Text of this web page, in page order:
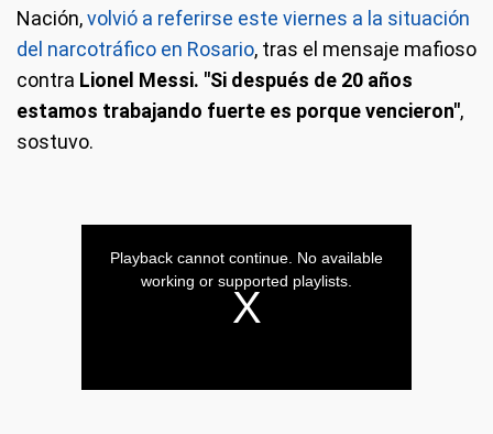
Nación,volvió a referirse este viernes a la situación
del narcotráfico en Rosario, tras el mensaje mafioso
contra Lionel Messi. "Si después de 20 años
estamos trabajando fuerte es porque vencieron",
sostuvo.